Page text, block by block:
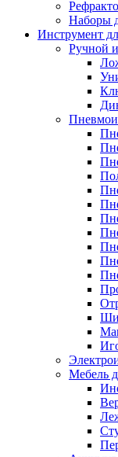
Наборы
Инструмент
Ручной
Мебель